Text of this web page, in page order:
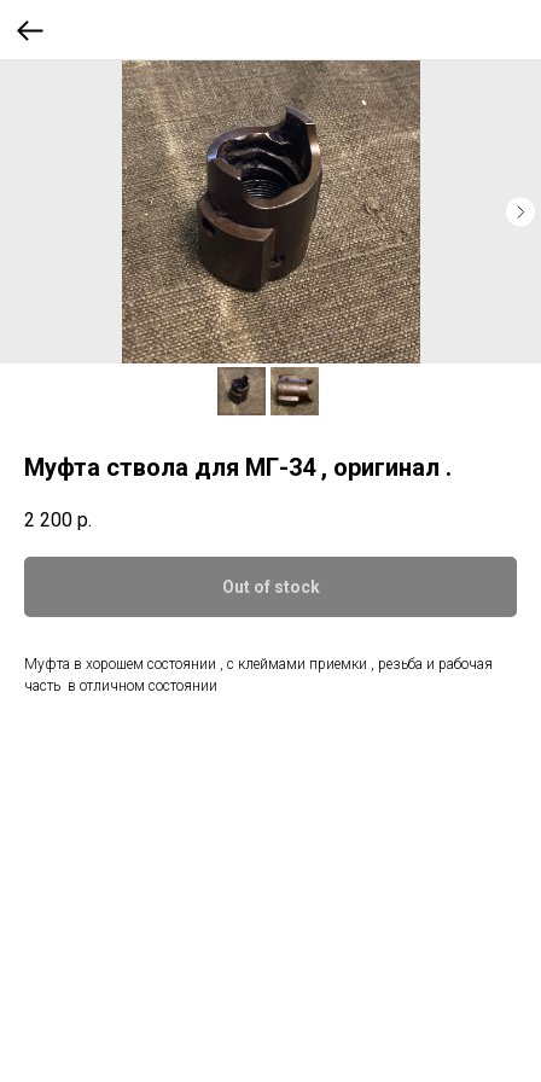
Муфта ствола для МГ-34 , оригинал .
2 200 р.
Out of stock
Муфта в хорошем состоянии , с клеймами приемки , резьба и рабочая
часть в отличном состоянии